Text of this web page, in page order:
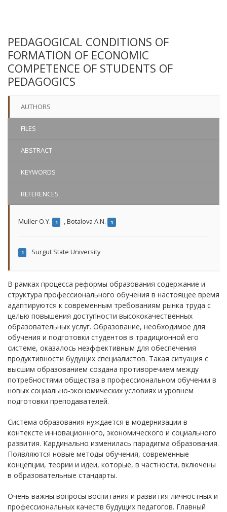
PEDAGOGICAL CONDITIONS OF
FORMATION OF ECONOMIC
COMPETENCE OF STUDENTS OF
PEDAGOGICS
AUTHORS
FILES
ABSTRACT
KEYWORDS
REFERENCES
Muller O.Y. 1 ,Botalova A.N. 1
1 Surgut State University
В рамках процесса реформы образования содержание и
структура профессионального обучения в настоящее время
адаптируются к современным требованиям рынка труда с
целью повышения доступности высококачественных
образовательных услуг. Образование, необходимое для
обучения и подготовки студентов в традиционной его
системе, оказалось неэффективным для обеспечения
продуктивности будущих специалистов. Такая ситуация с
высшим образованием создана противоречием между
потребностями общества в профессиональном обучении в
новых социально-экономических условиях и уровнем
подготовки преподавателей.
Система образования нуждается в модернизации в
контексте инновационного, экономического и социального
развития. Кардинально изменилась парадигма образования.
Появляются новые методы обучения, современные
концепции, теории и идеи, которые, в частности, включены
в образовательные стандарты.
Очень важны вопросы воспитания и развития личностных и
профессиональных качеств будущих педагогов. Главный